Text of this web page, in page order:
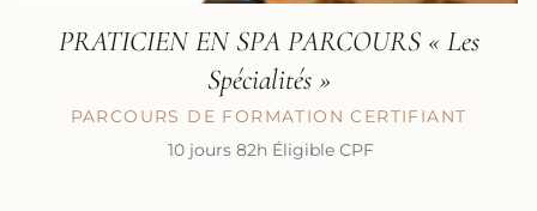
EN SAVOIR PLUS
PRATICIEN EN SPA PARCOURS « Les
Spécialités »
PARCOURS DE FORMATION CERTIFIANT
10 jours 82h Éligible CPF